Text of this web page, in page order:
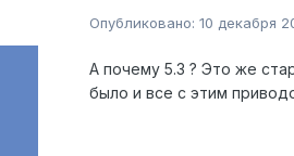
Опубликовано: 10 декабря
А почему 5.3 ? Это же
было и все с этим